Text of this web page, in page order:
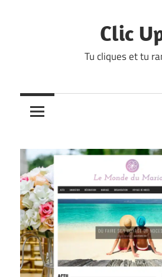
Clic
Tu cliques et tu